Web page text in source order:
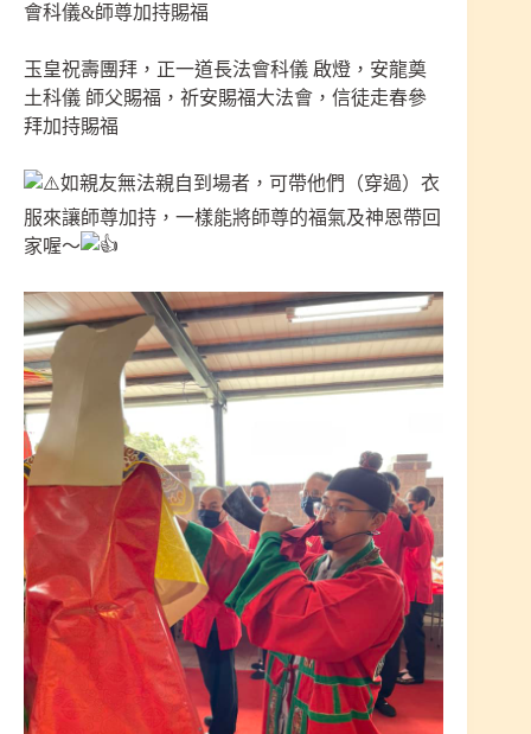
會科儀&師尊加持賜福
玉皇祝壽團拜，正一道長法會科儀 啟燈，安龍奠
土科儀 師父賜福，祈安賜福大法會，信徒走春參
拜加持賜福
如親友無法親自到場者，可帶他們（穿過）衣
服來讓師尊加持，一樣能將師尊的福氣及神恩帶回
家喔～